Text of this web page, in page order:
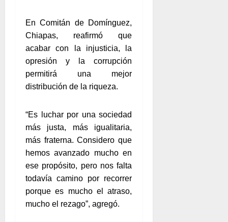
En Comitán de Domínguez,
Chiapas, reafirmó que
acabar con la injusticia, la
opresión y la corrupción
permitirá una mejor
distribución de la riqueza.
“Es luchar por una sociedad
más justa, más igualitaria,
más fraterna. Considero que
hemos avanzado mucho en
ese propósito, pero nos falta
todavía camino por recorrer
porque es mucho el atraso,
mucho el rezago”, agregó.